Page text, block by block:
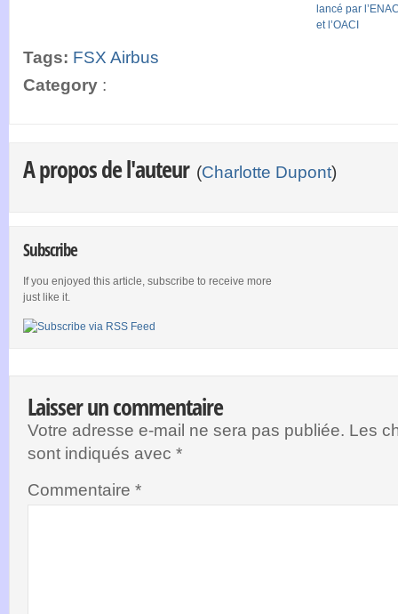
lancé par
et l’OACI
Tags: FSX Airbus
Category :
A propos de l'auteur (Charlotte Dupont)
Subscribe
If you enjoyed this article, subscribe to receive more
just like it.
Laisser un commentaire
Votre adresse e-mail ne sera pas publiée. Les
sont indiqués avec *
Commentaire *